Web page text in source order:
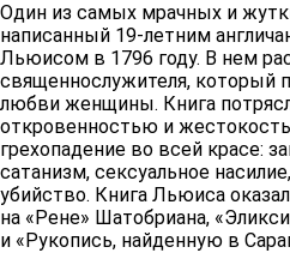
Один из самых мрачных и
написанный 19-летним
Льюисом в 1796 году. В нем
священнослужителя, который
любви женщины. Книга
откровенностью и
грехопадение во всей красе:
сатанизм, сексуальное
убийство. Книга Льюиса
на «Рене» Шатобриана,
и «Рукопись, найденную в